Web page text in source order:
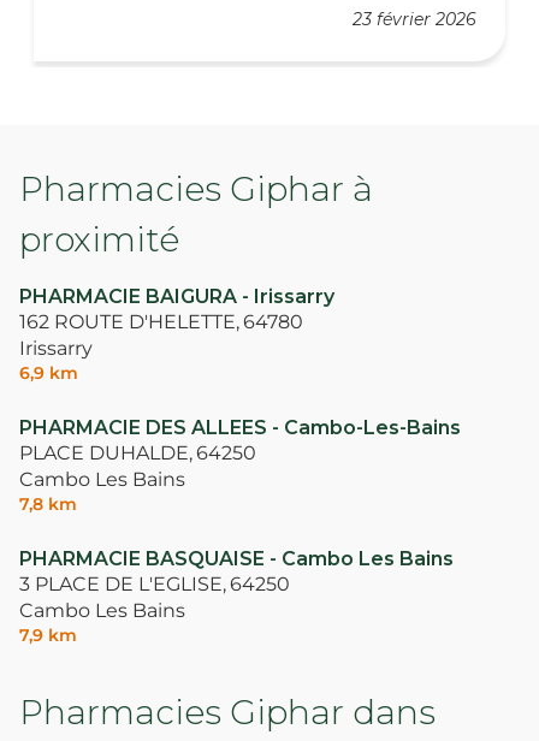
23 février 2026
Pharmacies Giphar à
proximité
PHARMACIE BAIGURA - Irissarry
162 ROUTE D'HELETTE,64780
Irissarry
6,9 km
PHARMACIE DES ALLEES - Cambo-Les-Bains
PLACE DUHALDE,64250
Cambo Les Bains
7,8 km
PHARMACIE BASQUAISE - Cambo Les Bains
3 PLACE DE L'EGLISE,64250
Cambo Les Bains
7,9 km
Pharmacies Giphar dans